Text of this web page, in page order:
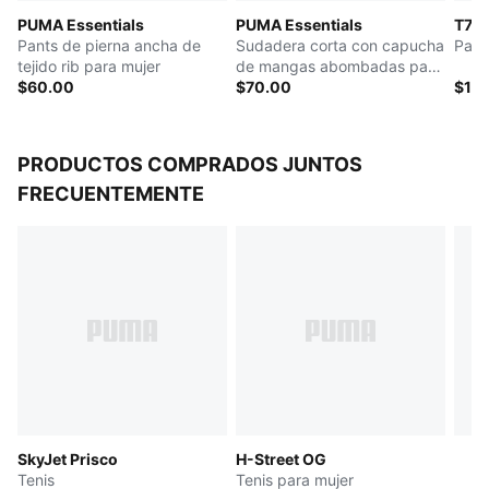
PUMA Essentials
Pants de pierna ancha de
tejido rib para mujer
$60.00
PUMA Essentials
Sudadera corta con capucha
de mangas abombadas para
mujer
$70.00
T7
PRODUCTOS COMPRADOS JUNTOS
FRECUENTEMENTE
SkyJet Prisco
Tenis
H-Street OG
Tenis para mujer